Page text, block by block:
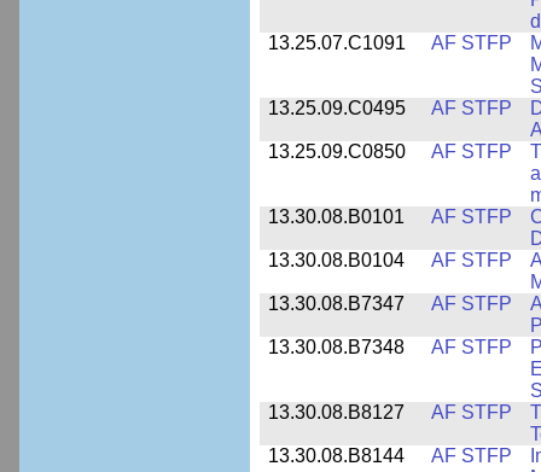
13.25.07.C1091
AF STFP
13.25.09.C0495
AF STFP
13.25.09.C0850
AF STFP
13.30.08.B0101
AF STFP
13.30.08.B0104
AF STFP
13.30.08.B7347
AF STFP
13.30.08.B7348
AF STFP
13.30.08.B8127
AF STFP
13.30.08.B8144
AF STFP